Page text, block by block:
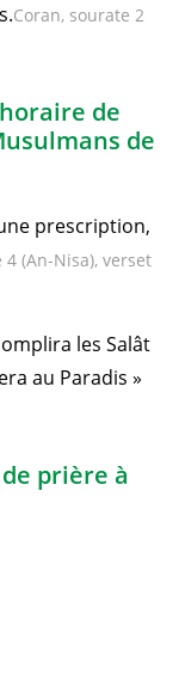
Coran, sourate 2
de
de
prescription,
4 (An-Nisa), verset
les Salât
au Paradis »
prière à